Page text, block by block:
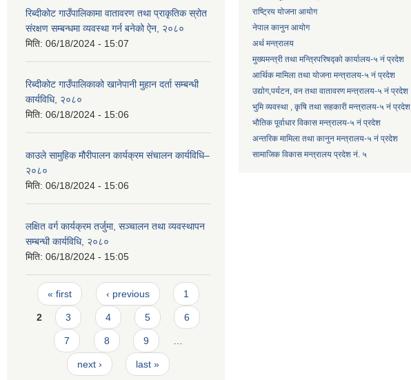
रिब्दीकोट गाउँपालिकामा वातावरण तथा प्राकृतिक स्रोत
संरक्षण सम्बन्धमा व्यवस्था गर्न बनेको ऐन, २०८०
मिति: 06/18/2024 - 15:07
रिब्दीकोट गाउँपालिकाको खानेपानी मुहान दर्ता सम्बन्धी
कार्यविधि, २०८०
मिति: 06/18/2024 - 15:06
काउले सामुहिक मौरीपालन कार्यक्रम संचालन कार्यविधि–
२०८०
मिति: 06/18/2024 - 15:06
लक्षित वर्ग कार्यक्रम तर्जुमा, सञ्चालन तथा व्यवस्थापन
सम्बन्धी कार्यविधि, २०८०
मिति: 06/18/2024 - 15:05
Pages
« first ‹ previous 1
2 3 4 5 6
7 8 9
next › last »
राष्ट्रिय योजना आयोग
नेपाल कानुन आयोग
अर्थ मन्त्रालय
मुख्यमन्त्री तथा मन्त्रिपरिषद्को कार्यालय-५ नं प्रदेश
आर्थिक मामिला तथा योजना मन्त्रालय-५ नं प्रदेश
उद्याेग,पर्यटन, वन तथा वातावरण मन्त्रालय-५ नं प्रदेश
भुमि व्यवस्था , कृषि तथा सहकारी मन्त्रालय-५ नं प्रदेश
भौतिक पूर्वाधार विकास मन्त्रालय-५ नं प्रदेश
अन्तरिक मामिला तथा कानुन मन्त्रालय-५ नं प्रदेश
सामाजिक विकास मन्त्रालय प्रदेश नं. ५